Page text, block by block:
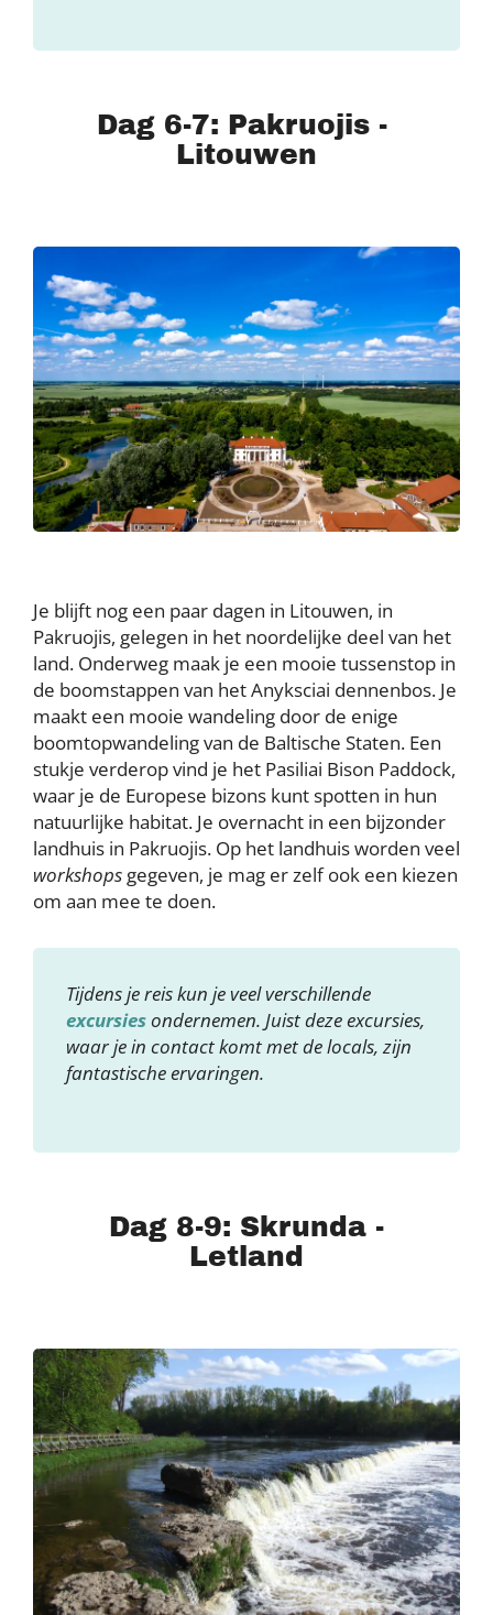
Dag 6-7: Pakruojis -
Litouwen
Je blijft nog een paar dagen in Litouwen, in
Pakruojis, gelegen in het noordelijke deel van het
land. Onderweg maak je een mooie tussenstop in
de boomstappen van het Anyksciai dennenbos. Je
maakt een mooie wandeling door de enige
boomtopwandeling van de Baltische Staten. Een
stukje verderop vind je het Pasiliai Bison Paddock,
waar je de Europese bizons kunt spotten in hun
natuurlijke habitat. Je overnacht in een bijzonder
landhuis in Pakruojis. Op het landhuis worden veel
workshops gegeven, je mag er zelf ook een kiezen
om aan mee te doen.
Tijdens je reis kun je veel verschillende
excursiesondernemen. Juist deze excursies,
waar je in contact komt met de locals, zijn
fantastische ervaringen.
Dag 8-9: Skrunda -
Letland